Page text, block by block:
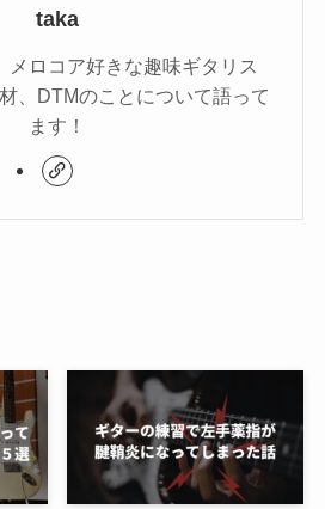
taka
メロコア好きな趣味ギタリス
、DTMのことについて語って
ます！